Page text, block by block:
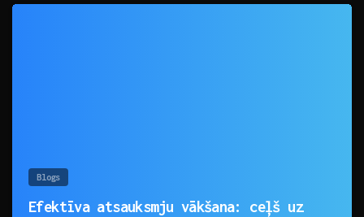
Blogs
Efektīva atsauksmju vākšana: ceļš uz